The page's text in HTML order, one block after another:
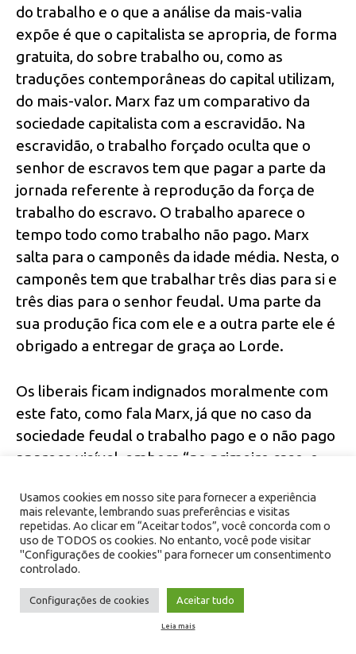
do trabalho e o que a análise da mais-valia
expõe é que o capitalista se apropria, de forma
gratuita, do sobre trabalho ou, como as
traduções contemporâneas do capital utilizam,
do mais-valor. Marx faz um comparativo da
sociedade capitalista com a escravidão. Na
escravidão, o trabalho forçado oculta que o
senhor de escravos tem que pagar a parte da
jornada referente à reprodução da força de
trabalho do escravo. O trabalho aparece o
tempo todo como trabalho não pago. Marx
salta para o camponês da idade média. Nesta, o
camponês tem que trabalhar três dias para si e
três dias para o senhor feudal. Uma parte da
sua produção fica com ele e a outra parte ele é
obrigado a entregar de graça ao Lorde.
Os liberais ficam indignados moralmente com
este fato, como fala Marx, já que no caso da
sociedade feudal o trabalho pago e o não pago
aparece visível, embora “no primeiro caso, o
arrancado pela força. No segundo, parece
entregue voluntariamente. Eis a única
diferença” (MARX.2010, p. 82).
Por isso, a expressão “valor do trabalho” é
enganosa e equivocada, haja vista que ela
Usamos cookies em nosso site para fornecer a experiência
mais relevante, lembrando suas preferências e visitas
repetidas. Ao clicar em “Aceitar todos”, você concorda com o
uso de TODOS os cookies. No entanto, você pode visitar
"Configurações de cookies" para fornecer um consentimento
controlado.
Configurações de cookies Aceitar tudo
Leia mais